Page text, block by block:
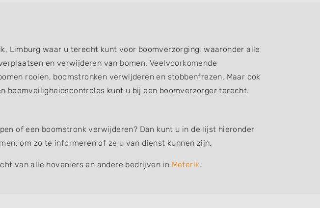
Limburg waar u terecht kunt voor boomverzorging, waaronder alle
en verwijderen van bomen. Veelvoorkomende
rooien, boomstronken verwijderen en stobbenfrezen. Maar ook
boomveiligheidscontroles kunt u bij een boomverzorger terecht.
of een boomstronk verwijderen? Dan kunt u in de lijst hieronder
om zo te informeren of ze u van dienst kunnen zijn.
van alle hoveniers en andere bedrijven in Meterik.